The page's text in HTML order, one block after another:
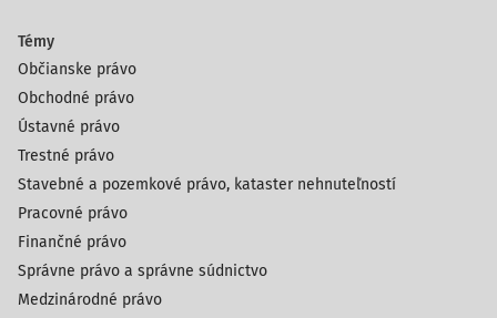
Témy
Občianske právo
Obchodné právo
Ústavné právo
Trestné právo
Stavebné a pozemkové právo, kataster nehnuteľností
Pracovné právo
Finančné právo
Správne právo a správne súdnictvo
Medzinárodné právo